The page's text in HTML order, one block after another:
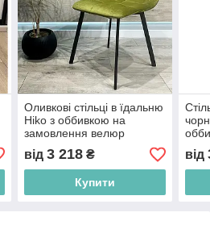
Оливкові стільці в їдальню
Hiko з оббивкою на
замовлення велюр
тканина екошкіра з
чорними металевими
ніжками
від 3 218₴
Купити
в
від